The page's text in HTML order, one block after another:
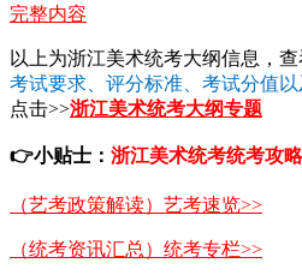
完整内容
以上为浙江美术统考大纲信息，
考试要求、评分标准、考试分值以
点击>>浙江美术统考大纲专题
👉小贴士： 浙江美术统考统考攻
（艺考政策解读）艺考速览>>
（统考资讯汇总）统考专栏>>